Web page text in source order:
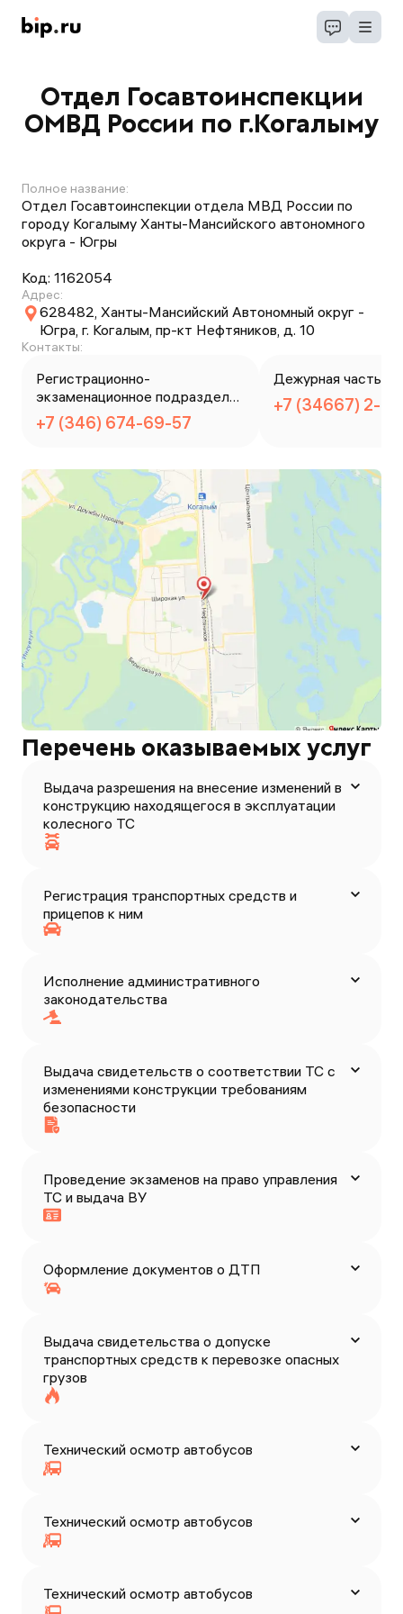
Отдел Госавтоинспекции
ОМВД России по г.Когалыму
Полное название:
Отдел Госавтоинспекции отдела МВД России по
городу Когалыму Ханты-Мансийского автономного
округа - Югры
Код: 1162054
Адрес:
628482, Ханты-Мансийский Автономный округ -
Югра, г. Когалым, пр-кт Нефтяников, д. 10
Контакты:
Регистрационно-
экзаменационное подразделен
ие
+7 (346) 674-69-57
Дежурная часть
+7 (34667) 2-
Перечень оказываемых услуг
Выдача разрешения на внесение изменений в
конструкцию находящегося в эксплуатации
колесного ТС
Регистрация транспортных средств и
прицепов к ним
Исполнение административного
законодательства
Выдача свидетельств о соответствии ТС с
изменениями конструкции требованиям
безопасности
Проведение экзаменов на право управления
ТС и выдача ВУ
Оформление документов о ДТП
Выдача свидетельства о допуске
транспортных средств к перевозке опасных
грузов
Технический осмотр автобусов
Технический осмотр автобусов
Технический осмотр автобусов